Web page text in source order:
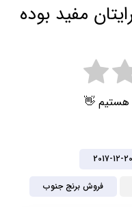
مفید بوده
هستیم 👋
2017-12-20
فروش برنج جنوب